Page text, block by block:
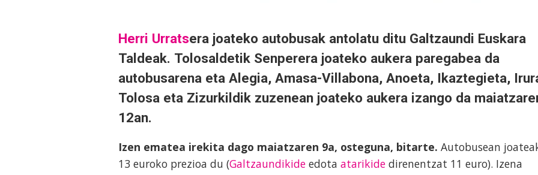
Herri Urratsera joateko autobusak antolatu ditu Galtzaundi Euskara
Taldeak. Tolosaldetik Senperera joateko aukera paregabea da
autobusarena eta Alegia, Amasa-Villabona, Anoeta, Ikaztegieta,
Tolosa eta Zizurkildik zuzenean joateko aukera izango da
12an.
Izen ematea irekita dago maiatzaren 9a, osteguna, bitarte. Autobusean
13 euroko prezioa du (Galtzaundikide edota atarikide direnentzat 11 euro). Izena